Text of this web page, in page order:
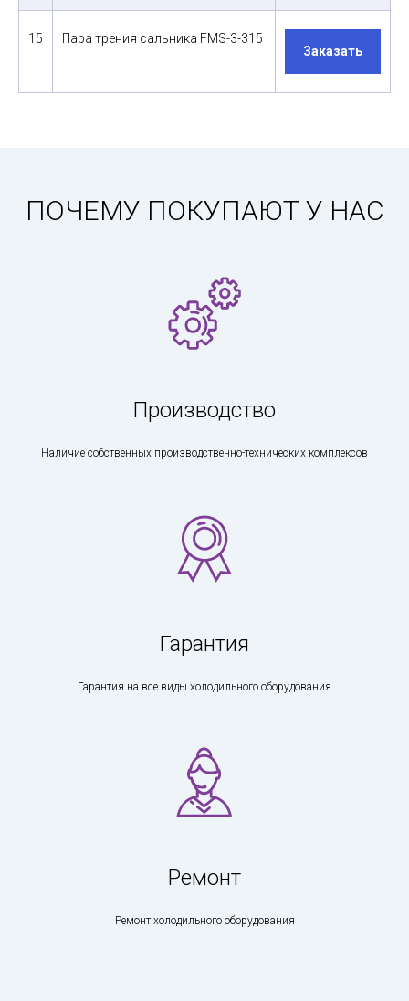
15
Пара трения сальника FMS-3-315
Заказать
ПОЧЕМУ ПОКУПАЮТ У НАС
Производство
Наличие собственных производственно-технических комплексов
Гарантия
Гарантия на все виды холодильного оборудования
Ремонт
Ремонт холодильного оборудования